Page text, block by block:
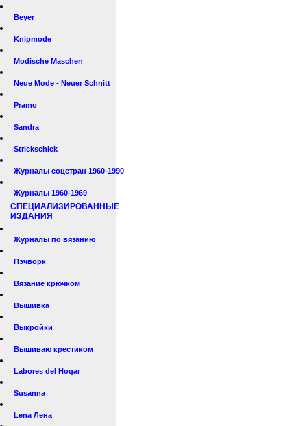
Beyer
Knipmode
Modische Maschen
Neue Mode - Neuer Schnitt
Pramo
Sandra
Strickschick
Журналы соцстран 1960-1990
Журналы 1960-1969
СПЕЦИАЛИЗИРОВАННЫЕ
ИЗДАНИЯ
Журналы по вязанию
Пэчворк
Вязание крючком
Вышивка
Выкройки
Вышиваю крестиком
Labores del Hogar
Susanna
Lena Лена